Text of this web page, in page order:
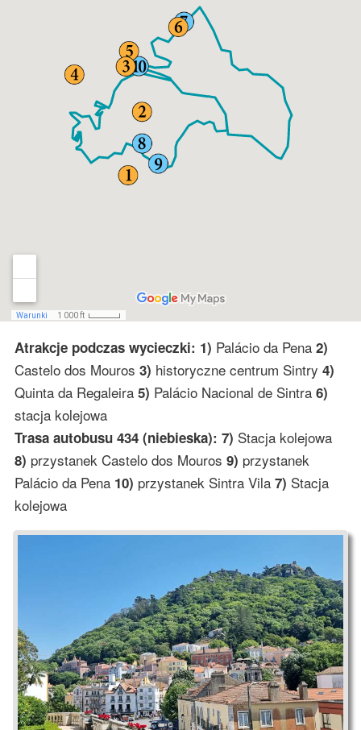
Atrakcje podczas wycieczki: 1) Palácio da Pena 2)
Castelo dos Mouros 3) historyczne centrum Sintry 4)
Quinta da Regaleira 5) Palácio Nacional de Sintra 6)
stacja kolejowa
Trasa autobusu 434 (niebieska): 7) Stacja kolejowa
8) przystanek Castelo dos Mouros 9) przystanek
Palácio da Pena 10) przystanek Sintra Vila 7) Stacja
kolejowa